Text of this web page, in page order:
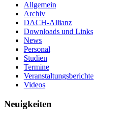
Allgemein
Archiv
DACH-Allianz
Downloads und Links
News
Personal
Studien
Termine
Veranstaltungsberichte
Videos
Neuigkeiten